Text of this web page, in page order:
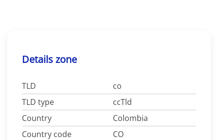
Details zone
TLD
co
TLD type
ccTld
Country
Colombia
Country code
CO